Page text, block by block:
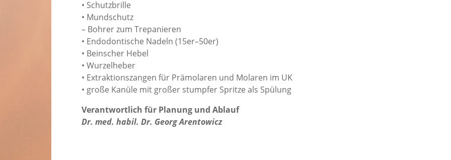
• Schutzbrille
• Mundschutz
– Bohrer zum Trepanieren
• Endodontische Nadeln (15er–50er)
• Beinscher Hebel
• Wurzelheber
• Extraktionszangen für Prämolaren und Molaren im UK
• große Kanüle mit großer stumpfer Spritze als Spülung
Verantwortlich für Planung und Ablauf
Dr. med. habil. Dr. Georg Arentowicz